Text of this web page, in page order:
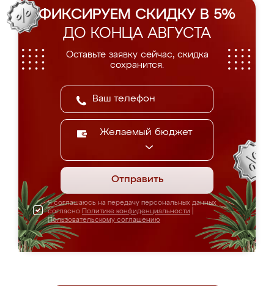
ФИКСИРУЕМ СКИДКУ В 5%
ДО КОНЦА АВГУСТА
Оставьте заявку сейчас, скидка
сохранится.
Желаемый бюджет
Отправить
Я соглашаюсь на передачу персональных данных
согласно Политике конфиденциальности
Пользовательскому соглашению